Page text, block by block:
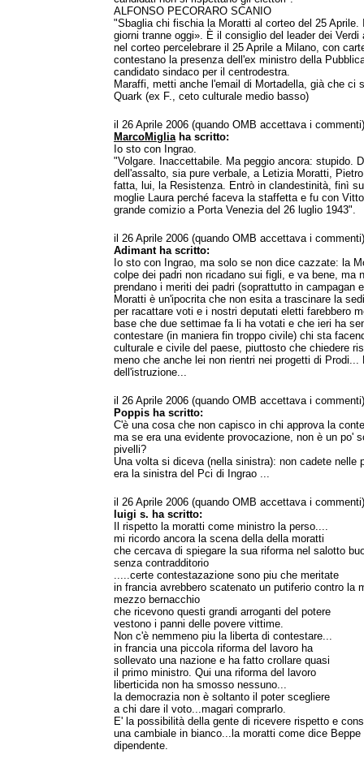
ALFONSO PECORARO SCANIO
"Sbaglia chi fischia la Moratti al corteo del 25
giorni tranne oggi». È il consiglio del leader dei
nel corteo percelebrare il 25 Aprile a Milano, con
contestano la presenza dell'ex ministro della
candidato sindaco per il centrodestra.
Maraffi, metti anche l'email di Mortadella, già che ci
Quark (ex F., ceto culturale medio basso)
il 26 Aprile 2006 (quando OMB accettava i commenti)
MarcoMigliaha scritto:
Io sto con Ingrao.
"Volgare. Inaccettabile. Ma peggio ancora: stupido.
dell'assalto, sia pure verbale, a Letizia Moratti,
fatta, lui, la Resistenza. Entrò in clandestinità, finì
moglie Laura perché faceva la staffetta e fu con
grande comizio a Porta Venezia del 26 luglio 1943".
il 26 Aprile 2006 (quando OMB accettava i commenti)
Adimant ha scritto:
Io sto con Ingrao, ma solo se non dice cazzate: la
colpe dei padri non ricadano sui figli, e va bene, ma
prendano i meriti dei padri (soprattutto in campagan
Moratti è un'ipocrita che non esita a trascinare la
per racattare voti e i nostri deputati eletti farebbero
base che due settimae fa li ha votati e che ieri ha
contestare (in maniera fin troppo civile) chi sta
culturale e civile del paese, piuttosto che chiedere
meno che anche lei non rientri nei progetti di Prodi...
dell'istruzione...
il 26 Aprile 2006 (quando OMB accettava i commenti)
Poppis ha scritto:
C'è una cosa che non capisco in chi approva la
ma se era una evidente provocazione, non è un po'
pivelli?
Una volta si diceva (nella sinistra): non cadete nelle
era la sinistra del Pci di Ingrao ...
il 26 Aprile 2006 (quando OMB accettava i commenti)
luigi s. ha scritto:
Il rispetto la moratti come ministro la perso....
mi ricordo ancora la scena della della moratti
che cercava di spiegare la sua riforma nel salotto
senza contradditorio
.....certe contestazazione sono piu che meritate
in francia avrebbero scatenato un putiferio contro la
mezzo bernacchio
che ricevono questi grandi arroganti del potere
vestono i panni delle povere vittime.
Non c'è nemmeno piu la liberta di contestare...
in francia una piccola riforma del lavoro ha
sollevato una nazione e ha fatto crollare quasi
il primo ministro. Qui una riforma del lavoro
liberticida non ha smosso nessuno...
la democrazia non è soltanto il poter scegliere
a chi dare il voto...magari comprarlo.
E' la possibilità della gente di ricevere rispetto e
una cambiale in bianco...la moratti come dice
dipendente.